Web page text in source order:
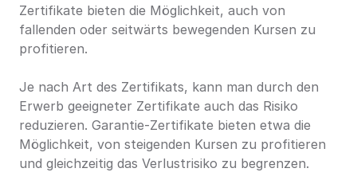
Zertifikate bieten die Möglichkeit, auch von
fallenden oder seitwärts bewegenden Kursen zu
profitieren.
Je nach Art des Zertifikats, kann man durch den
Erwerb geeigneter Zertifikate auch das Risiko
reduzieren. Garantie-Zertifikate bieten etwa die
Möglichkeit, von steigenden Kursen zu profitieren
und gleichzeitig das Verlustrisiko zu begrenzen.